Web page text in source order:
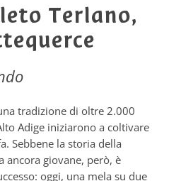
Terlano,
tradizione di oltre 2.000
Adige iniziarono a coltivare
Sebbene la storia della
ancora giovane, però, è
oggi, una mela su due